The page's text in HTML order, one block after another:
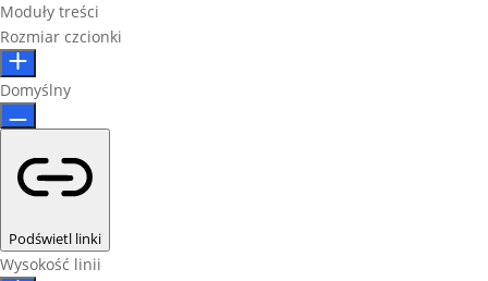
Moduły treści
Rozmiar czcionki
Domyślny
Podświetl linki
Wysokość linii